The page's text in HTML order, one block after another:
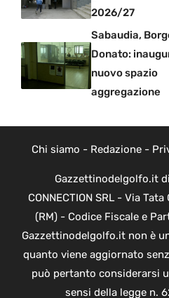
2026/27
Sabaudia,
Donato:
nuovo spazio
aggregazione
Chi siamo - Redazione-
Gazzettinodelgolfo.it
CONNECTION SRL - Via
(RM) - Codice Fiscale e
Gazzettinodelgolfo.it non è
quanto viene aggiornato
può pertanto considerarsi
sensi della legge n.